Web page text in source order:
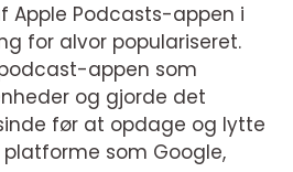
Apple Podcasts-appen i
for alvor populariseret.
appen som
og gjorde det
før at opdage og lytte
som Google,